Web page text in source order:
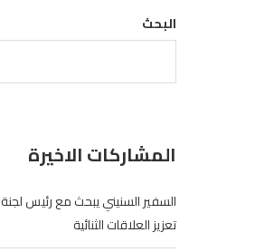
البحث
المشاركات الاخيرة
السفير السنيني يبحث مع رئيس لجنة
تعزيز العلاقات الثنائية